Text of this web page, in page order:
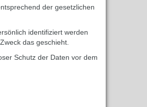
der gesetzlichen
identifiziert werden
das geschieht.
Schutz der Daten vor dem